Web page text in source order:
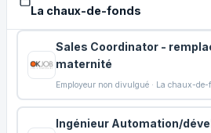
La chaux-de-fonds
Sales Coordinator -
maternité
Employeur non divulgué · La chaux-de-
Ingénieur Automation/